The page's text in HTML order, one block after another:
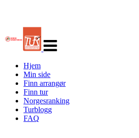
navigasjon
Hjem
Min side
Finn arrangør
Finn tur
Norgesranking
Turblogg
FAQ